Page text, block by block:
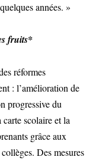
années. »
fruits*
réformes
: l’amélioration de
progressive du
scolaire et la
grâce aux
Des mesures